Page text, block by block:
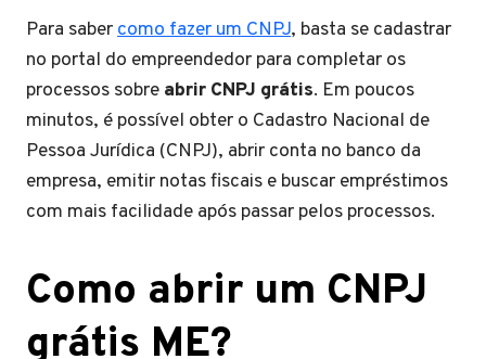
Para sabercomo fazer um CNPJ, basta se cadastrar
no portal do empreendedor para completar os
processos sobre abrir CNPJ grátis. Em poucos
minutos, é possível obter o Cadastro Nacional de
Pessoa Jurídica (CNPJ), abrir conta no banco da
empresa, emitir notas fiscais e buscar empréstimos
com mais facilidade após passar pelos processos.
Como abrir um CNPJ
grátis ME?